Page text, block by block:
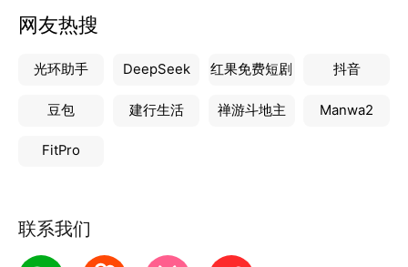
【更多功能】直播提醒、离线缓存、倍速播放、学员专
题，教师招聘，教师编，事业单位，考编，考公，公务
员，公务员考试，三支一扶
网友热搜
光环助手 DeepSeek 红果免费短剧 抖音
豆包 建行生活 禅游斗地主 Manwa2
FitPro
联系我们